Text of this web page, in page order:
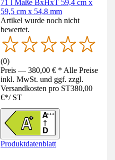
71 l Maße BxHxT 59,4 cm x
59,5 cm x 54,8 mm
Artikel wurde noch nicht
bewertet.
(0)
Preis — 380,00 € * Alle Preise
inkl. MwSt. und ggf. zzgl.
Versandkosten pro ST380,00
€*/ ST
Produktdatenblatt